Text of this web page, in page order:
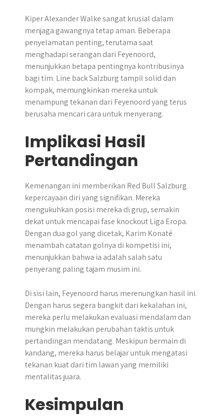
Kiper Alexander Walke sangat krusial dalam
menjaga gawangnya tetap aman. Beberapa
penyelamatan penting, terutama saat
menghadapi serangan dari Feyenoord,
menunjukkan betapa pentingnya kontribusinya
bagi tim. Line back Salzburg tampil solid dan
kompak, memungkinkan mereka untuk
menampung tekanan dari Feyenoord yang terus
berusaha mencari cara untuk menyerang.
Implikasi Hasil
Pertandingan
Kemenangan ini memberikan Red Bull Salzburg
kepercayaan diri yang signifikan. Mereka
mengukuhkan posisi mereka di grup, semakin
dekat untuk mencapai fase knockout Liga Eropa.
Dengan dua gol yang dicetak, Karim Konaté
menambah catatan golnya di kompetisi ini,
menunjukkan bahwa ia adalah salah satu
penyerang paling tajam musim ini.
Di sisi lain, Feyenoord harus merenungkan hasil ini.
Dengan harus segera bangkit dari kekalahan ini,
mereka perlu melakukan evaluasi mendalam dan
mungkin melakukan perubahan taktis untuk
pertandingan mendatang. Meskipun bermain di
kandang, mereka harus belajar untuk mengatasi
tekanan kuat dari tim lawan yang memiliki
mentalitas juara.
Kesimpulan